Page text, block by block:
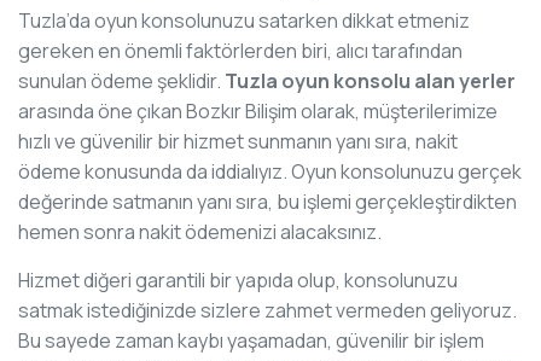
Tuzla’da oyun konsolunuzu satarken dikkat etmeniz
gereken en önemli faktörlerden biri, alıcı tarafından
sunulan ödeme şeklidir. Tuzla oyun konsolu alan yerler
arasında öne çıkan Bozkır Bilişim olarak, müşterilerimize
hızlı ve güvenilir bir hizmet sunmanın yanı sıra, nakit
ödeme konusunda da iddialıyız. Oyun konsolunuzu gerçek
değerinde satmanın yanı sıra, bu işlemi gerçekleştirdikten
hemen sonra nakit ödemenizi alacaksınız.
Hizmet diğeri garantili bir yapıda olup, konsolunuzu
satmak istediğinizde sizlere zahmet vermeden geliyoruz.
Bu sayede zaman kaybı yaşamadan, güvenilir bir işlem